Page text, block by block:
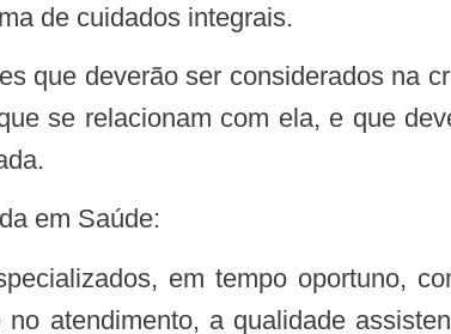
de cuidados integrais.
se relacionam com ela, e que
em Saúde:
atendimento, a qualidade